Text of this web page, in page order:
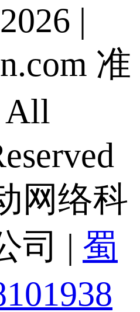
|
准
All
网络科
司 | 蜀